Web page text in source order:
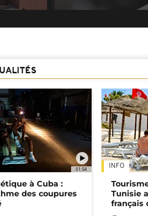
01:54
à Cuba :
des coupures
INFO
Tunisie
français